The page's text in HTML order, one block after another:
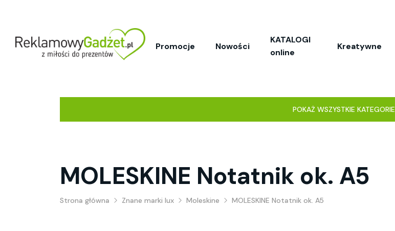
Promocje Nowości
KATALOGI
online
Kreatywne
POKAŻ WSZYSTKIE KATEGORIE
MOLESKINE Notatnik ok. A5
Strona główna Znane marki lux Moleskine MOLESKINE Notatnik ok. A5